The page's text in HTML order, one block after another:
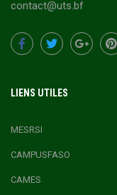
contact@uts.bf
LIENS UTILES
MESRSI
CAMPUSFASO
CAMES